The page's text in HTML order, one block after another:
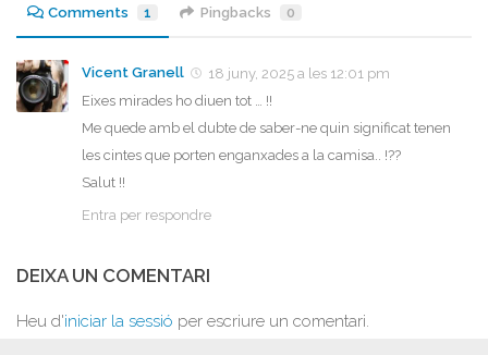
Comments 1 Pingbacks 0
Vicent Granell
18 juny, 2025 a les 12:01 pm
Eixes mirades ho diuen tot … !!
Me quede amb el dubte de saber-ne quin significat tenen
les cintes que porten enganxades a la camisa.. !??
Salut !!
Entra per respondre
DEIXA UN COMENTARI
Heu d'iniciar la sessió per escriure un comentari.